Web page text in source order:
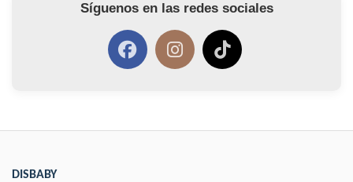
Síguenos en las redes sociales
DISBABY